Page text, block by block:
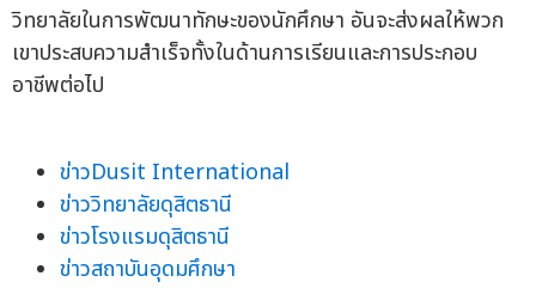
วิทยาลัยในการพัฒนาทักษะของนักศึกษา อันจะส่งผลให้พวก
เขาประสบความสำเร็จทั้งในด้านการเรียนและการประกอบ
อาชีพต่อไป
ข่าวDusit International
ข่าววิทยาลัยดุสิตธานี
ข่าวโรงแรมดุสิตธานี
ข่าวสถาบันอุดมศึกษา